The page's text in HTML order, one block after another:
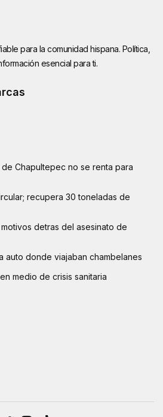
para la comunidad hispana. Política,
esencial para ti.
de Chapultepec no se renta para
recupera 30 toneladas de
detras del asesinato de
auto donde viajaban chambelanes
medio de crisis sanitaria